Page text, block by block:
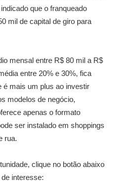
que o franqueado
mil de capital de giro para
mensal entre R$ 80 mil a R$
entre 20% e 30%, fica
é mais um plus ao investir
modelos de negócio,
apenas o formato
ser instalado em shoppings
rua.
clique no botão abaixo
interesse: